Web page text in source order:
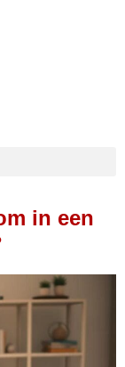
in een